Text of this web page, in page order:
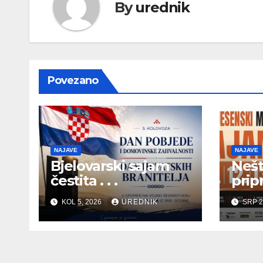
Byurednik
Povezano
NAJAVE
Bjelovarski sajam
čestita . . .
KOL 5, 2026 UREDNIK
NAJAVE
SRP